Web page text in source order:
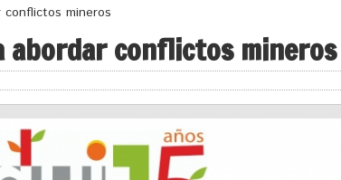
mineros
abordar conflictos mineros